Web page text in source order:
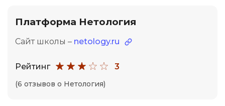
Платформа Нетология
Сайт школы – netology.ru
Рейтинг 3
(6 отзывов о Нетология)